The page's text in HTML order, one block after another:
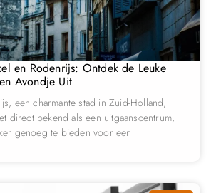
en Rodenrijs: Ontdek de Leuke
Avondje Uit
een charmante stad in Zuid-Holland,
direct bekend als een uitgaanscentrum,
genoeg te bieden voor een